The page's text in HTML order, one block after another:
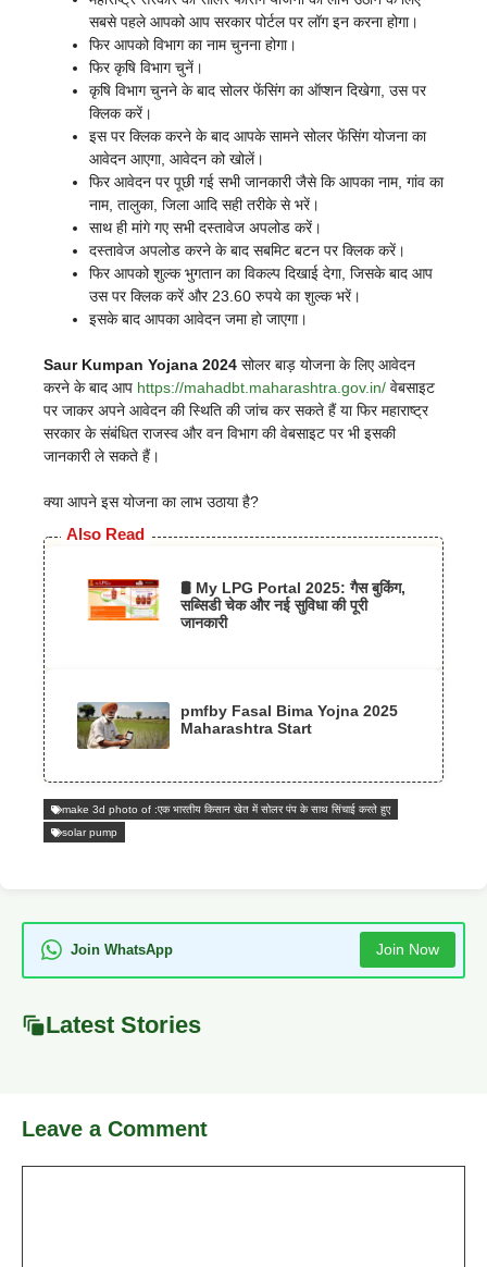
सबसे पहले आपको आप सरकार पोर्टल पर लॉग इन करना होगा।
फिर आपको विभाग का नाम चुनना होगा।
फिर कृषि विभाग चुनें।
कृषि विभाग चुनने के बाद सोलर फेंसिंग का ऑप्शन दिखेगा, उस पर
क्लिक करें।
इस पर क्लिक करने के बाद आपके सामने सोलर फेंसिंग योजना का
आवेदन आएगा, आवेदन को खोलें।
फिर आवेदन पर पूछी गई सभी जानकारी जैसे कि आपका नाम, गांव का
नाम, तालुका, जिला आदि सही तरीके से भरें।
साथ ही मांगे गए सभी दस्तावेज अपलोड करें।
दस्तावेज अपलोड करने के बाद सबमिट बटन पर क्लिक करें।
फिर आपको शुल्क भुगतान का विकल्प दिखाई देगा, जिसके बाद आप
उस पर क्लिक करें और 23.60 रुपये का शुल्क भरें।
इसके बाद आपका आवेदन जमा हो जाएगा।
Saur Kumpan Yojana 2024 सोलर बाड़ योजना के लिए आवेदन
करने के बाद आप https://mahadbt.maharashtra.gov.in/ वेबसाइट
पर जाकर अपने आवेदन की स्थिति की जांच कर सकते हैं या फिर महाराष्ट्र
सरकार के संबंधित राजस्व और वन विभाग की वेबसाइट पर भी इसकी
जानकारी ले सकते हैं।
क्या आपने इस योजना का लाभ उठाया है?
Also Read
🛢️ My LPG Portal 2025: गैस बुकिंग,
सब्सिडी चेक और नई सुविधा की पूरी
जानकारी
pmfby Fasal Bima Yojna 2025
Maharashtra Start
make 3d photo of :एक भारतीय किसान खेत में सोलर पंप के साथ सिंचाई करते हुए
solar pump
Join WhatsApp Join Now
Latest Stories
Leave a Comment